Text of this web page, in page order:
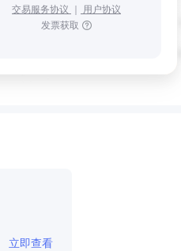
交易服务协议 ｜ 用户协议
发票获取
立即查看